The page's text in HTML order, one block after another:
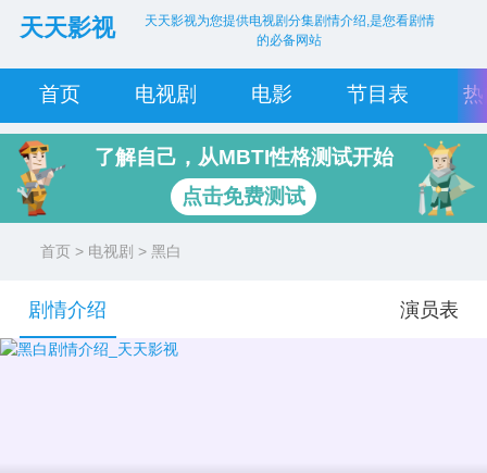
天天影视
天天影视为您提供电视剧分集剧情介绍,是您看剧情
的必备网站
首页 电视剧 电影 节目表
了解自己，从MBTI性格测试开始
点击免费测试
首页 > 电视剧 > 黑白
剧情介绍 演员表